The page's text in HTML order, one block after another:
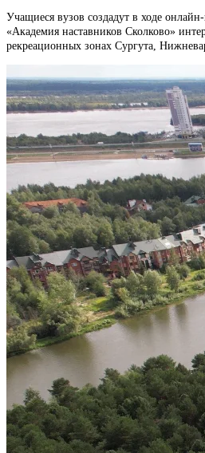
Учащиеся вузов создадут в ходе
«Академия наставников Сколково»
рекреационных зонах Сургута,